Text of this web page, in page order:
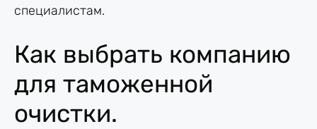
специалистам.
Как выбрать компанию
для таможенной
очистки.